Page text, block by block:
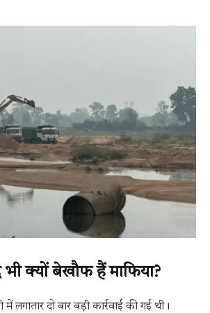
भी क्यों बेखौफ हैं माफिया?
में लगातार दो बार बड़ी कार्रवाई की गई थी।